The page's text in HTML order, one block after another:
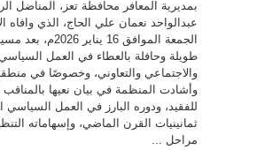
اليمني
بمديرية
المعافر
تنعي
المناضل
عبدالواحد
نعمان
علي
الحاج….
مغلقة
بمديرية المعافر محافظة تعز، المناضل
عبدالواحد نعمان علي الحاج، الذي وافاه
الجمعة الموافق 16 يناير
طويلة وحافلة بالعطاء في العمل
والاجتماعي والتعاوني، وخصوصًا في منطقة
وأشادت المنظمة في بيان نعيها بالمناقب
للفقيد، ودوره البارز في العمل
ثمانينيات القرن الماضي، وإسهاماته
مراحل ...